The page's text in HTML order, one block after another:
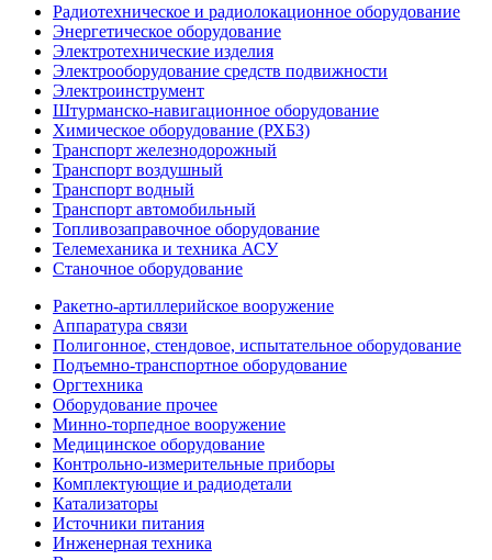
Радиотехническое и радиолокационное оборудование
Энергетическое оборудование
Электротехнические изделия
Электрооборудование средств подвижности
Электроинструмент
Штурманско-навигационное оборудование
Химическое оборудование (РХБЗ)
Транспорт железнодорожный
Транспорт воздушный
Транспорт водный
Транспорт автомобильный
Топливозаправочное оборудование
Телемеханика и техника АСУ
Станочное оборудование
Ракетно-артиллерийское вооружение
Аппаратура связи
Полигонное, стендовое, испытательное оборудование
Подъемно-транспортное оборудование
Оргтехника
Оборудование прочее
Минно-торпедное вооружение
Медицинское оборудование
Контрольно-измерительные приборы
Комплектующие и радиодетали
Катализаторы
Источники питания
Инженерная техника